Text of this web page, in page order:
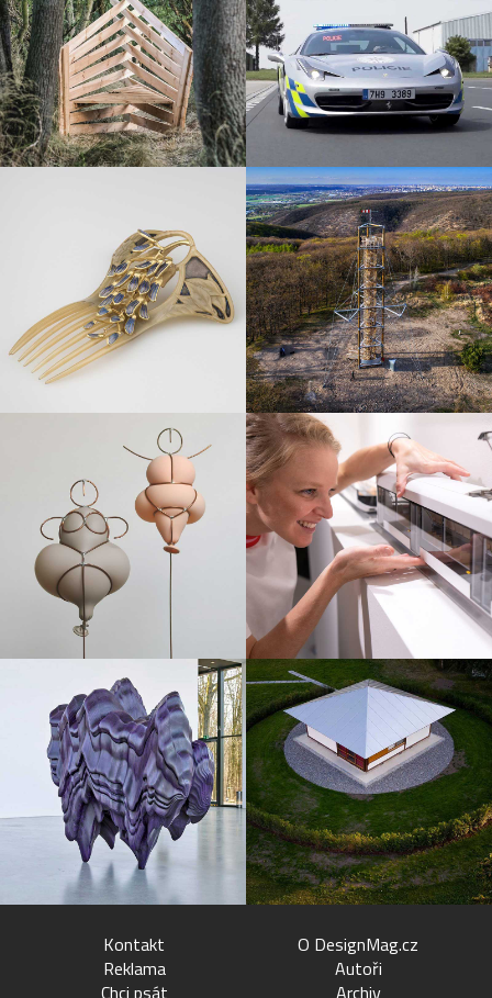
Kontakt
Reklama
O DesignMag.cz
Autoři